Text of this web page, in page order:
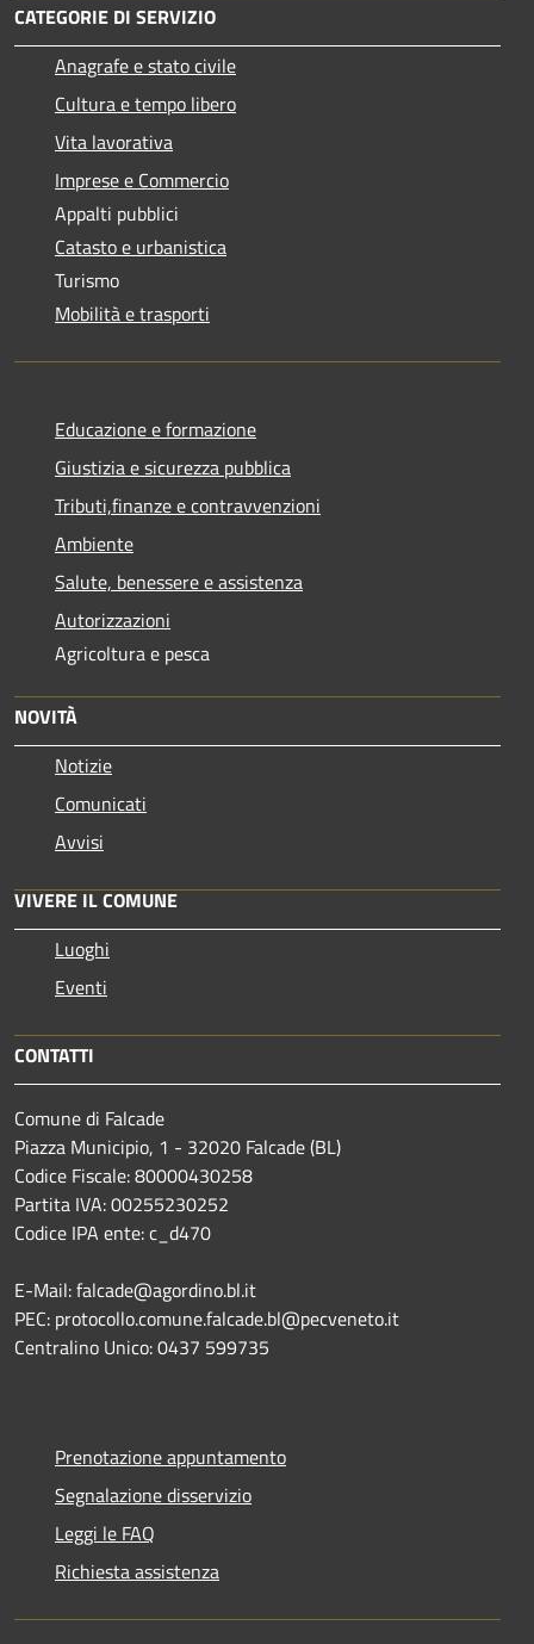
CATEGORIE DI SERVIZIO
Anagrafe e stato civile
Cultura e tempo libero
Vita lavorativa
Imprese e Commercio
Appalti pubblici
Catasto e urbanistica
Turismo
Mobilità e trasporti
Educazione e formazione
Giustizia e sicurezza pubblica
Tributi,finanze e contravvenzioni
Ambiente
Salute, benessere e assistenza
Autorizzazioni
Agricoltura e pesca
NOVITÀ
Notizie
Comunicati
Avvisi
VIVERE IL COMUNE
Luoghi
Eventi
CONTATTI
Comune di Falcade
Piazza Municipio, 1 - 32020 Falcade (BL)
Codice Fiscale: 80000430258
Partita IVA: 00255230252
Codice IPA ente: c_d470
E-Mail: falcade@agordino.bl.it
PEC: protocollo.comune.falcade.bl@pecveneto.it
Centralino Unico: 0437 599735
Prenotazione appuntamento
Segnalazione disservizio
Leggi le FAQ
Richiesta assistenza